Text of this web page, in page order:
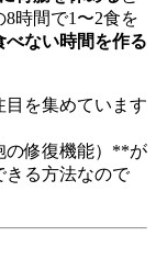
時間で1〜2食を
べない時間を作る
を集めています
の修復機能）**が
きる方法なので